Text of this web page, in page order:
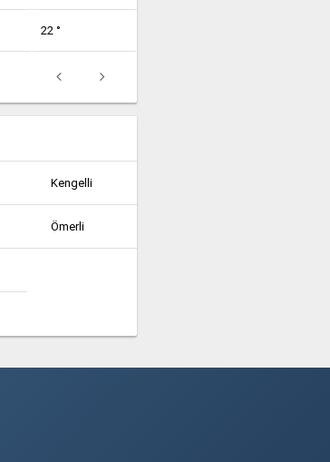
22 °
Kengelli
Ömerli